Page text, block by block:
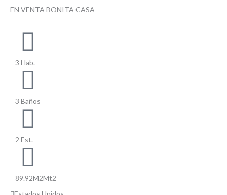
EN VENTA BONITA CASA
3 Hab.
3 Baños
2 Est.
89.92M2Mt2